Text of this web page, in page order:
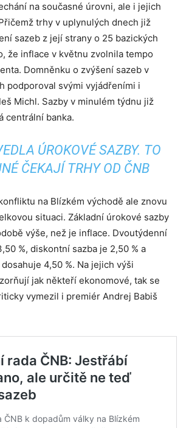
na současné úrovni, ale i jejich
trhy v uplynulých dnech již
sazeb z její strany o 25 bazických
že inflace v květnu zvolnila tempo
Domněnku o zvýšení sazeb v
podporoval svými vyjádřeními i
Michl. Sazby v minulém týdnu již
centrální banka.
ÚROKOVÉ SAZBY. TO
ČEKAJÍ TRHY OD ČNB
na Blízkém východě ale znovu
situaci. Základní úrokové sazby
výše, než je inflace. Dvoutýdenní
%, diskontní sazba je 2,50 % a
4,50 %. Na jejich výši
jak někteří ekonomové, tak se
vymezil i premiér Andrej Babiš